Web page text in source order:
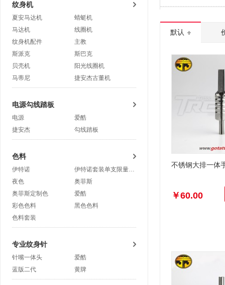
纹身机
夏安马达机
蜻蜓机
马达机
线圈机
纹身机配件
主教
斯派克
斯巴克
贝壳机
阳光线圈机
马蒂尼
捷安杰古董机
电源勾线踏板
电源
爱酷
捷安杰
勾线踏板
色料
伊特诺
伊特诺套装单支限量抢购
夜色
奥菲斯
奥菲斯定制色
爱酷
彩色色料
黑色色料
色料套装
专业纹身针
针嘴一体头
爱酷
蓝版二代
黄牌
默认
不锈钢大排一体
￥60.00